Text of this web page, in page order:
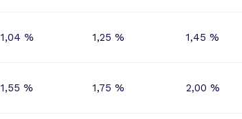
1,04 % 1,25 % 1,45 %
1,55 % 1,75 % 2,00 %